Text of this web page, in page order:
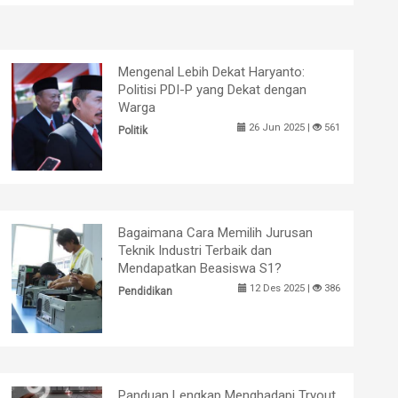
Mengenal Lebih Dekat Haryanto:
Politisi PDI-P yang Dekat dengan
Warga
Politik 26 Jun 2025 | 561
Bagaimana Cara Memilih Jurusan
Teknik Industri Terbaik dan
Mendapatkan Beasiswa S1?
Pendidikan 12 Des 2025 | 386